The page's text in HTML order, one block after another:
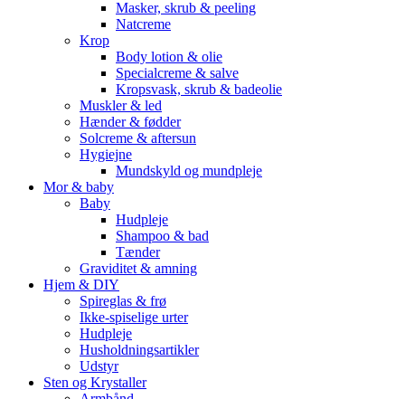
Masker, skrub & peeling
Natcreme
Krop
Body lotion & olie
Specialcreme & salve
Kropsvask, skrub & badeolie
Muskler & led
Hænder & fødder
Solcreme & aftersun
Hygiejne
Mundskyld og mundpleje
Mor & baby
Baby
Hudpleje
Shampoo & bad
Tænder
Graviditet & amning
Hjem & DIY
Spireglas & frø
Ikke-spiselige urter
Hudpleje
Husholdningsartikler
Udstyr
Sten og Krystaller